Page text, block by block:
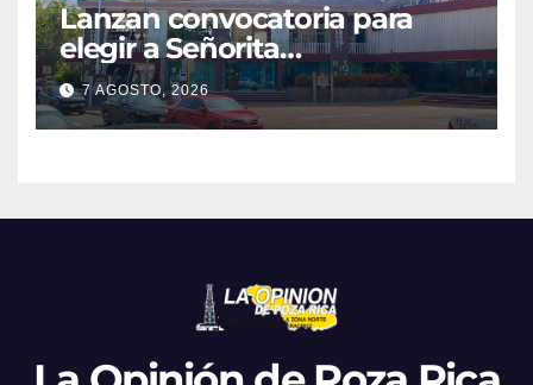
Lanzan convocatoria para
elegir a Señorita
Independencia, Patria y
Libertad 2026
7 AGOSTO, 2026